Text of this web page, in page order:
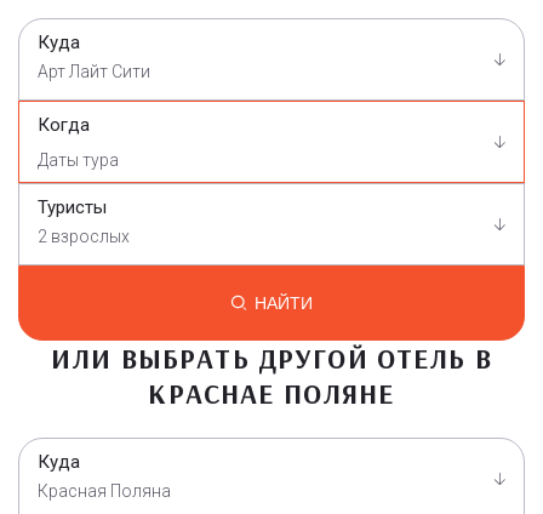
Куда
Арт Лайт Сити
Когда
Туристы
2 взрослых
НАЙТИ
ИЛИ ВЫБРАТЬ ДРУГОЙ ОТЕЛЬ В
КРАСНАЕ ПОЛЯНЕ
Куда
Красная Поляна